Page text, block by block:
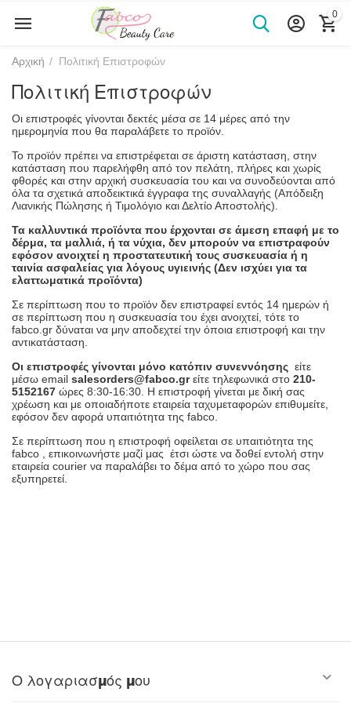
0
Αρχική / Πολιτική Επιστροφών
Πολιτική Επιστροφών
Οι επιστροφές γίνονται δεκτές μέσα σε 14 μέρες από την
ημερομηνία που θα παραλάβετε το προϊόν.
Το προϊόν πρέπει να επιστρέφεται σε άριστη κατάσταση, στην
κατάσταση που παρελήφθη από τον πελάτη, πλήρες και χωρίς
φθορές και στην αρχική συσκευασία του και να συνοδεύονται από
όλα τα σχετικά αποδεικτικά έγγραφα της συναλλαγής (Απόδειξη
Λιανικής Πώλησης ή Τιμολόγιο και Δελτίο Αποστολής).
Τα καλλυντικά προϊόντα που έρχονται σε άμεση επαφή με το
δέρμα, τα μαλλιά, ή τα νύχια, δεν μπορούν να επιστραφούν
εφόσον ανοιχτεί η προστατευτική τους συσκευασία ή η
ταινία ασφαλείας για λόγους υγιεινής (Δεν ισχύει για τα
ελαττωματικά προϊόντα)
Σε περίπτωση που το προϊόν δεν επιστραφεί εντός 14 ημερών ή
σε περίπτωση που η συσκευασία του έχει ανοιχτεί, τότε το
fabco.gr δύναται να μην αποδεχτεί την όποια επιστροφή και την
αντικατάσταση.
Οι επιστροφές γίνονται μόνο κατόπιν συνεννόησης είτε
μέσω email salesorders@fabco.gr είτε τηλεφωνικά στο 210-
5152167 ώρες 8:30-16:30. Η επιστροφή γίνεται με δική σας
χρέωση και με οποιαδήποτε εταιρεία ταχυμεταφορών επιθυμείτε,
εφόσον δεν αφορά υπαιτιότητα της fabco.
Σε περίπτωση που η επιστροφή οφείλεται σε υπαιτιότητα της
fabco , επικοινωνήστε μαζί μας έτσι ώστε να δοθεί εντολή στην
εταιρεία courier να παραλάβει το δέμα από το χώρο που σας
εξυπηρετεί.
Ο λογαριασμός μου